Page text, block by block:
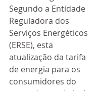
Segundo a Entidade
Reguladora dos
Serviços Energéticos
(ERSE), esta
atualização da tarifa
de energia para os
consumidores do